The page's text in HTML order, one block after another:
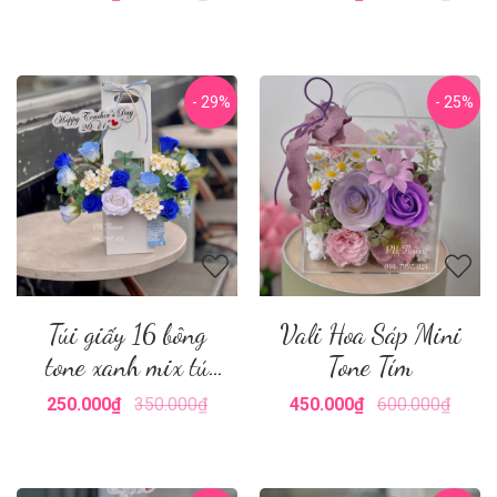
- 29%
Túi giấy 16 bông
tone xanh mix tú
cầu
250.000₫ 350.000₫
- 25%
Vali Hoa Sáp Mini
Tone Tím
450.000₫ 600.000₫